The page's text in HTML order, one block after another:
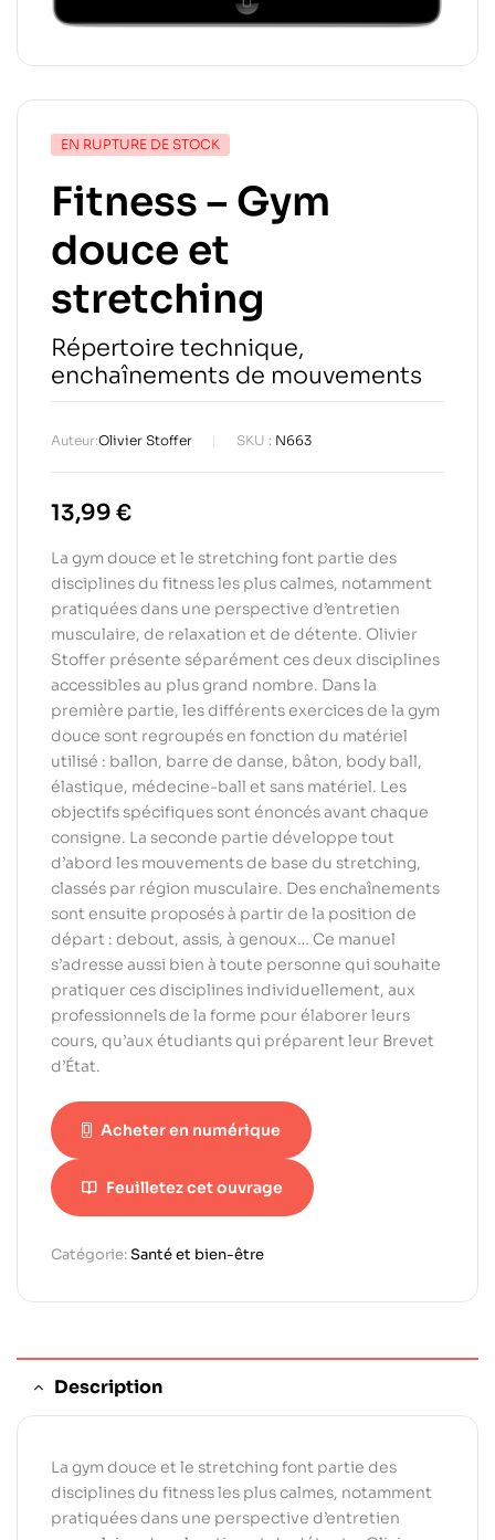
EN RUPTURE DE STOCK
Fitness – Gym
douce et
stretching
Répertoire technique,
enchaînements de mouvements
Auteur:Olivier Stoffer SKU : N663
13,99 €
La gym douce et le stretching font partie des
disciplines du fitness les plus calmes, notamment
pratiquées dans une perspective d’entretien
musculaire, de relaxation et de détente. Olivier
Stoffer présente séparément ces deux disciplines
accessibles au plus grand nombre. Dans la
première partie, les différents exercices de la gym
douce sont regroupés en fonction du matériel
utilisé : ballon, barre de danse, bâton, body ball,
élastique, médecine-ball et sans matériel. Les
objectifs spécifiques sont énoncés avant chaque
consigne. La seconde partie développe tout
d’abord les mouvements de base du stretching,
classés par région musculaire. Des enchaînements
sont ensuite proposés à partir de la position de
départ : debout, assis, à genoux… Ce manuel
s’adresse aussi bien à toute personne qui souhaite
pratiquer ces disciplines individuellement, aux
professionnels de la forme pour élaborer leurs
cours, qu’aux étudiants qui préparent leur Brevet
d’État.
Acheter en numérique
Feuilletez cet ouvrage
Catégorie:Santé et bien-être
Description
La gym douce et le stretching font partie des
disciplines du fitness les plus calmes, notamment
pratiquées dans une perspective d’entretien